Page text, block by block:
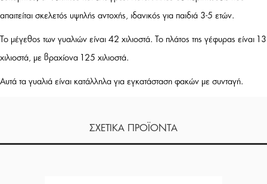
απαιτείται σκελετός υψηλής αντοχής, ιδανικός για παιδιά 3-5 ετών.
Το μέγεθος των γυαλιών είναι 42 χιλιοστά. Το πλάτος της γέφυρας είναι 13
χιλιοστά, με βραχίονα 125 χιλιοστά.
Αυτά τα γυαλιά είναι κατάλληλα για εγκατάσταση φακών με συνταγή.
ΣΧΕΤΙΚΑ ΠΡΟΪΟΝΤΑ